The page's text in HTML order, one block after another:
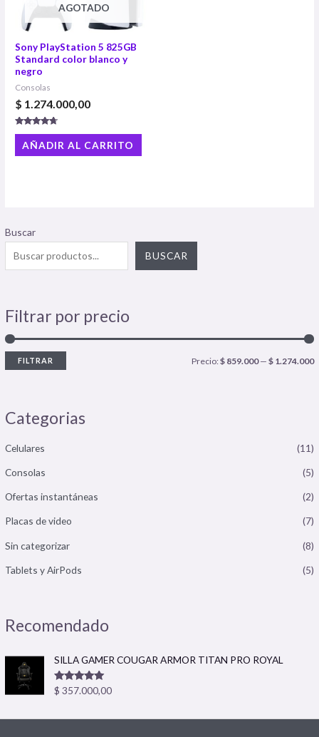
Buscar
BUSCAR
Filtrar por precio
FILTRAR Precio: $ 859.000— $ 1.274.000
Categorias
Celulares (11)
Consolas (5)
Ofertas instantáneas (2)
Placas de video (7)
Sin categorizar (8)
Tablets y AirPods (5)
Recomendado
SILLA GAMER COUGAR ARMOR TITAN PRO ROYAL
Valorado
con
de
$ 357.000,00
AGOTADO
Sony PlayStation 5 825GB
Standard color blanco y
negro
Consolas
$ 1.274.000,00
Valorado
con
4.50
de 5
AÑADIR AL CARRITO